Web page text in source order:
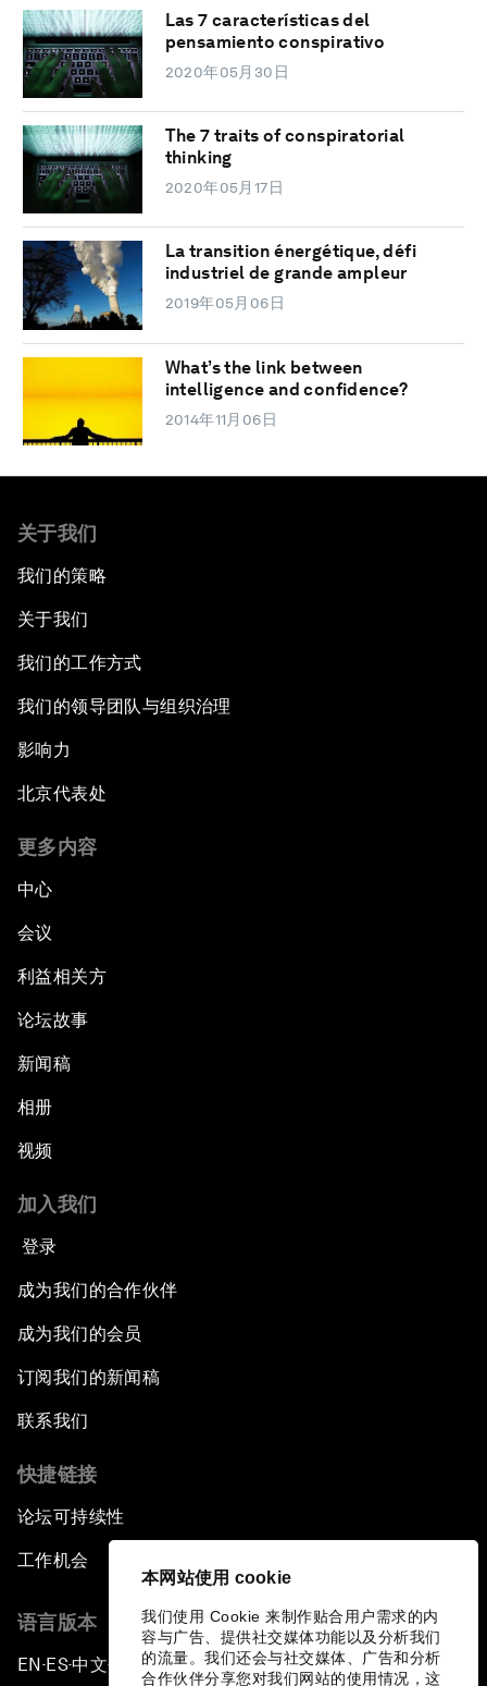
本网站使用 cookie
我们使用 Cookie 来制作贴合用户需求的内
容与广告、提供社交媒体功能以及分析我们
的流量。我们还会与社交媒体、广告和分析
合作伙伴分享您对我们网站的使用情况，这
Las 7 características del
pensamiento conspirativo
2020年05月30日
The 7 traits of conspiratorial
thinking
2020年05月17日
La transition énergétique, défi
industriel de grande ampleur
2019年05月06日
What’s the link between
intelligence and confidence?
2014年11月06日
关于我们
我们的策略
关于我们
我们的工作方式
我们的领导团队与组织治理
影响力
北京代表处
更多内容
中心
会议
利益相关方
论坛故事
新闻稿
相册
视频
加入我们
登录
成为我们的合作伙伴
成为我们的会员
订阅我们的新闻稿
联系我们
快捷链接
论坛可持续性
工作机会
语言版本
EN ▪ ES▪中文▪ 日本語